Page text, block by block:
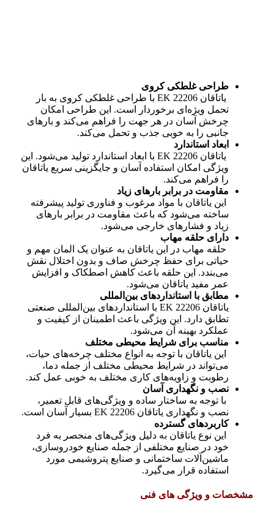
طراحی غلطکی کروی
یاتاقان 22206 EK با طراحی غلطکی کروی به بار
تحمل ویژه‌ای برخوردار است. این طراحی امکان
چرخش آسان در هر جهت را فراهم می‌کند و بارهای
جانبی را به خوبی جذب و تحمل می‌کند.
ابعاد استاندارد
یاتاقان 22206 EK با ابعاد استاندارد تولید می‌شود. این
ویژگی امکان استفاده آسان و جایگزینی سریع یاتاقان
را فراهم می‌کند.
مقاومت در برابر بارهای زیاد
این یاتاقان با مواد مرغوب و فناوری تولید پیشرفته
ساخته می‌شود که باعث مقاومت در برابر بارهای
زیاد و فشارهای خارجی می‌شود.
دارای حلقه مهاب
حلقه مهاب در این یاتاقان به عنوان یک المان مهم و
حیاتی برای حفظ چرخش صاف و بدون اختلال نقش
می‌بندد. این حلقه باعث کاهش اصطکاک و افزایش
عمر مفید یاتاقان می‌شود.
مطابق با استانداردهای بین‌المللی
یاتاقان 22206 EK با استانداردهای بین‌المللی صنعتی
تطابق دارد. این ویژگی باعث اطمینان از کیفیت و
عملکرد بهینه آن می‌شود.
مناسب برای شرایط محیطی مختلف
این یاتاقان با توجه به انواع مختلف چرخه‌های حیات،
می‌تواند در شرایط محیطی مختلف از جمله دما،
رطوبت و زاویه‌های کاری مختلف به خوبی عمل کند.
نصب و نگهداری آسان
با توجه به ساختار ساده و ویژگی‌های قابل تعمیر،
نصب و نگهداری یاتاقان 22206 EK بسیار آسان است.
کاربردهای گسترده
این نوع یاتاقان به دلیل ویژگی‌های منحصر به فرد
خود در صنایع مختلفی از جمله صنایع خودروسازی،
ماشین‌آلات ساختمانی و صنایع پتروشیمی مورد
استفاده قرار می‌گیرد.
مشخصات و ویژگی های فنی